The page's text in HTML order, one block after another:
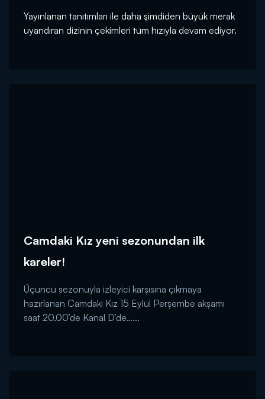
Yayınlanan tanıtımları ile daha şimdiden büyük merak
uyandıran dizinin çekimleri tüm hızıyla devam ediyor.
Camdaki Kız yeni sezonundan ilk
kareler!
Üçüncü sezonuyla izleyici karşısına çıkmaya
hazırlanan Camdaki Kız 15 Eylül Perşembe akşamı
saat 20.00’de Kanal D’de…...